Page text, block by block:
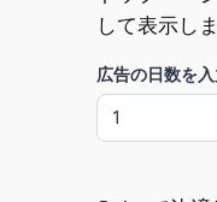
して表示しま
広告の日数を